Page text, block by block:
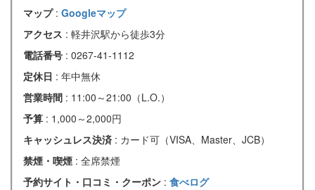
マップ : Googleマップ
アクセス : 軽井沢駅から徒歩3分
電話番号 : 0267-41-1112
定休日 : 年中無休
営業時間 : 11:00～21:00（L.O.）
予算 : 1,000～2,000円
キャッシュレス決済 : カード可（VISA、Master、JCB）
禁煙・喫煙 : 全席禁煙
予約サイト・口コミ・クーポン : 食べログ